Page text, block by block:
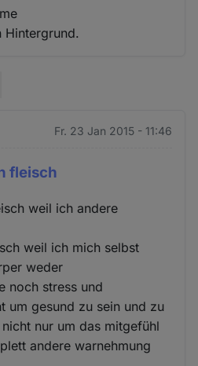
Hintergrund.
Fr. 23 Jan 2015 - 11:46
fleisch
weil ich andere
weil ich mich selbst
weder
noch stress und
um gesund zu sein und zu
nur um das mitgefühl
andere warnehmung